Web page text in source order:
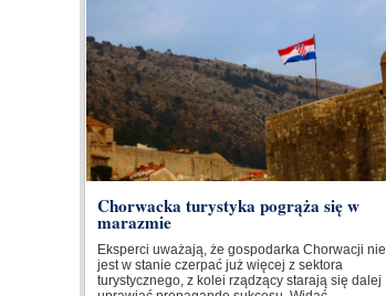
Chorwacka turystyka pogrąża się w
marazmie
Eksperci uważają, że gospodarka Chorwacji nie
jest w stanie czerpać już więcej z sektora
turystycznego, z kolei rządzący starają się dalej